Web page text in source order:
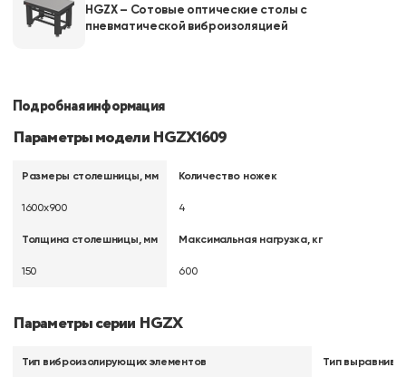
HGZX – Сотовые оптические столы с
пневматической виброизоляцией
Подробная информация
Параметры модели HGZX1609
Размеры столешницы, мм
1600х900
Толщина столешницы, мм
150
Количество ножек
4
Максимальная нагрузка, кг
600
Параметры серии HGZX
Тип виброизолирующих элементов Тип